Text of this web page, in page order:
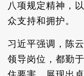
八项规定精神，
众支持和拥护。
习近平强调，陈
领导岗位，都勤